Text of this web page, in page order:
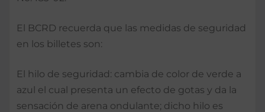
El BCRD recuerda que las medidas de seguridad
en los billetes son:
El hilo de seguridad: cambia de color de verde a
azul el cual presenta un efecto de gotas y da la
sensación de arena ondulante; dicho hilo es